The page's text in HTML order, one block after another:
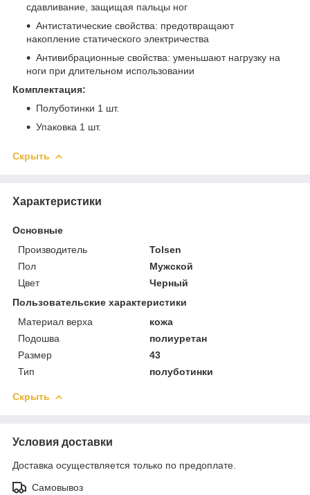
сдавливание, защищая пальцы ног
Антистатические свойства: предотвращают
накопление статического электричества
Антивибрационные свойства: уменьшают нагрузку на
ноги при длительном использовании
Комплектация:
Полуботинки 1 шт.
Упаковка 1 шт.
Скрыть
Характеристики
Основные
Производитель
Tolsen
Пол
Мужской
Цвет
Черный
Пользовательские характеристики
Материал верха
кожа
Подошва
полиуретан
Размер
43
Тип
полуботинки
Скрыть
Условия доставки
Доставка осуществляется только по предоплате.
Самовывоз